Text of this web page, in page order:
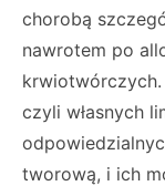
chorobą
nawrotem po
czyli własnych
tworową, i ich